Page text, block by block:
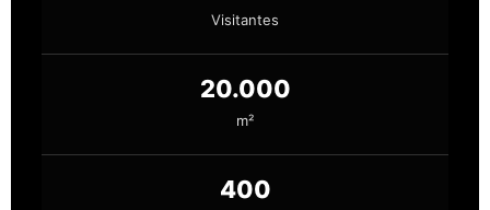
Visitantes
20.000
m²
400